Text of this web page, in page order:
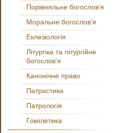
Порівняльне богослов'я
Моральне богослов'я
Еклезіологія
Літургіка та літургійне
богослов'я
Канонічне право
Патристика
Патрологія
Гомілетика